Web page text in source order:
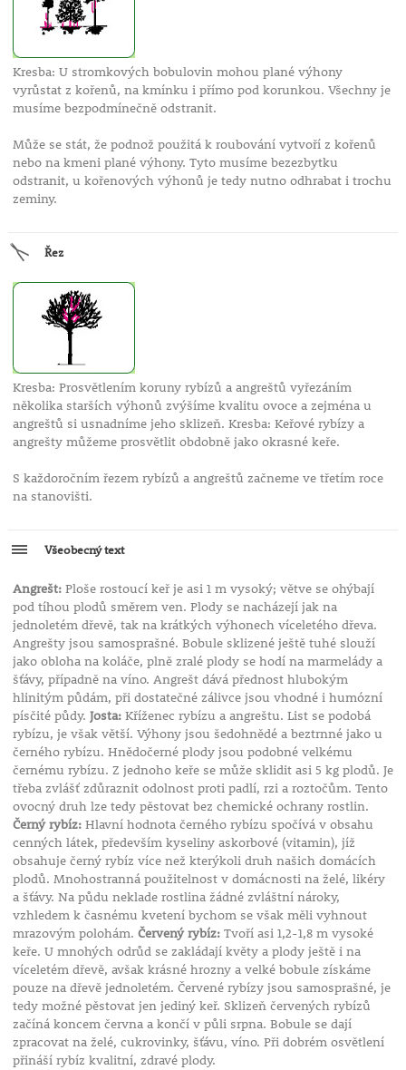
Kresba: U stromkových bobulovin mohou plané výhony
vyrůstat z kořenů, na kmínku i přímo pod korunkou. Všechny je
musíme bezpodmínečně odstranit.
Může se stát, že podnož použitá k roubování vytvoří z kořenů
nebo na kmeni plané výhony. Tyto musíme bezezbytku
odstranit, u kořenových výhonů je tedy nutno odhrabat i trochu
zeminy.
Řez
Kresba: Prosvětlením koruny rybízů a angreštů vyřezáním
několika starších výhonů zvýšíme kvalitu ovoce a zejména u
angreštů si usnadníme jeho sklizeň. Kresba: Keřové rybízy a
angrešty můžeme prosvětlit obdobně jako okrasné keře.
S každoročním řezem rybízů a angreštů začneme ve třetím roce
na stanovišti.
Všeobecný text
Angrešt:Ploše rostoucí keř je asi 1 m vysoký; větve se ohýbají
pod tíhou plodů směrem ven. Plody se nacházejí jak na
jednoletém dřevě, tak na krátkých výhonech víceletého dřeva.
Angrešty jsou samosprašné. Bobule sklizené ještě tuhé slouží
jako obloha na koláče, plně zralé plody se hodí na marmelády a
šťávy, případně na víno. Angrešt dává přednost hlubokým
hlinitým půdám, při dostatečné zálivce jsou vhodné i humózní
písčité půdy. Josta:Kříženec rybízu a angreštu. List se podobá
rybízu, je však větší. Výhony jsou šedohnědé a beztrnné jako u
černého rybízu. Hnědočerné plody jsou podobné velkému
černému rybízu. Z jednoho keře se může sklidit asi 5 kg plodů. Je
třeba zvlášť zdůraznit odolnost proti padlí, rzi a roztočům. Tento
ovocný druh lze tedy pěstovat bez chemické ochrany rostlin.
Černý rybíz:Hlavní hodnota černého rybízu spočívá v obsahu
cenných látek, především kyseliny askorbové (vitamin), jíž
obsahuje černý rybíz více než kterýkoli druh našich domácích
plodů. Mnohostranná použitelnost v domácnosti na želé, likéry
a šťávy. Na půdu neklade rostlina žádné zvláštní nároky,
vzhledem k časnému kvetení bychom se však měli vyhnout
mrazovým polohám. Červený rybíz:Tvoří asi 1,2-1,8 m vysoké
keře. U mnohých odrůd se zakládají květy a plody ještě i na
víceletém dřevě, avšak krásné hrozny a velké bobule získáme
pouze na dřevě jednoletém. Červené rybízy jsou samosprašné, je
tedy možné pěstovat jen jediný keř. Sklizeň červených rybízů
začíná koncem června a končí v půli srpna. Bobule se dají
zpracovat na želé, cukrovinky, šťávu, víno. Při dobrém osvětlení
přináší rybíz kvalitní, zdravé plody.